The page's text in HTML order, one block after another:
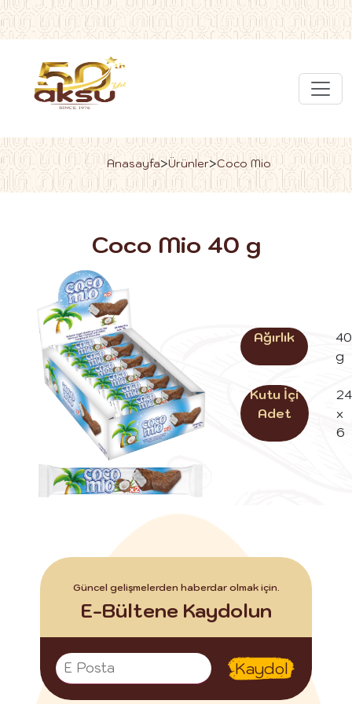
Anasayfa>Ürünler>Coco Mio
Coco Mio 40 g
Ağırlık
40
g
Kutu İçi
Adet
24
x
6
Güncel gelişmelerden haberdar olmak için.
E-Bültene Kaydolun
Kaydol